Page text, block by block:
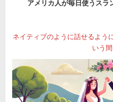
アメリカ人が毎日使うスラ
ネイティブのように話せるよう
いう間